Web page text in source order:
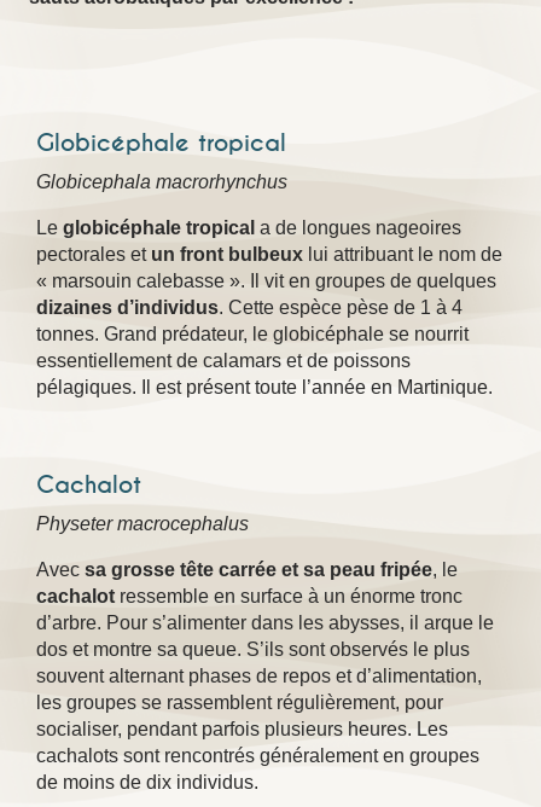
Globicéphale tropical
Globicephala macrorhynchus
Le globicéphale tropical a de longues nageoires
pectorales etun front bulbeux lui attribuant le nom de
« marsouin calebasse ». Il vit en groupes de quelques
dizaines d’individus. Cette espèce pèse de 1 à 4
tonnes. Grand prédateur, le globicéphale se nourrit
essentiellement de calamars et de poissons
pélagiques. Il est présent toute l’année en Martinique.
Cachalot
Physeter macrocephalus
Avec sa grosse tête carrée et sa peau fripée, le
cachalot ressemble en surface à un énorme tronc
d’arbre. Pour s’alimenter dans les abysses, il arque le
dos et montre sa queue. S’ils sont observés le plus
souvent alternant phases de repos et d’alimentation,
les groupes se rassemblent régulièrement, pour
socialiser, pendant parfois plusieurs heures. Les
cachalots sont rencontrés généralement en groupes
de moins de dix individus.